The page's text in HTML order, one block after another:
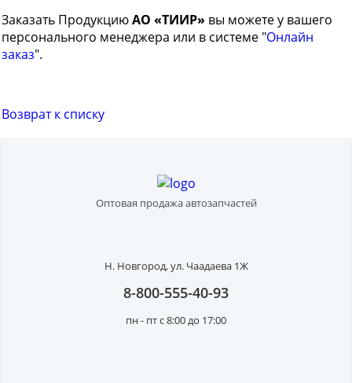
Заказать ПродукциюАО «ТИИР» вы можете у вашего
персонального менеджера или в системе "Онлайн
заказ".
Возврат к списку
Оптовая продажа автозапчастей
Н. Новгород,ул. Чаадаева 1Ж
8-800-555-40-93
пн - пт с 8:00 до 17:00